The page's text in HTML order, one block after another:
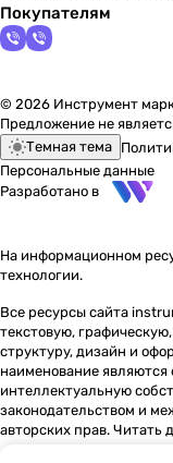
Покупателям
© 2026 Инструмент
Предложение не
Темная тема
Персональные данные
Разработано в
На информационном
технологии.
Все ресурсы сайта
текстовую,
структуру, дизайн и
наименование являются
интеллектуальную
законодательством и
авторских прав. Читать